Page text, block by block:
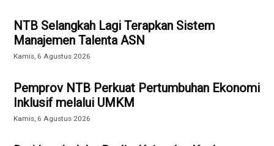
NTB Selangkah Lagi Terapkan Sistem
Manajemen Talenta ASN
Kamis, 6 Agustus 2026
Pemprov NTB Perkuat Pertumbuhan Ekonomi
Inklusif melalui UMKM
Kamis, 6 Agustus 2026